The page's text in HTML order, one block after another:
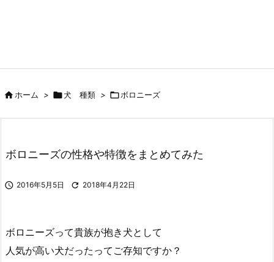
ホーム > 犬 種類 > ボロニーズ
ボロニーズの性格や特徴をまとめてみた
 2016年5月5日  2018年4月22日
ボロニーズって貴族が抱き犬として
人気が高い犬だったってご存知ですか？